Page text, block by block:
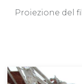
Proiezione del